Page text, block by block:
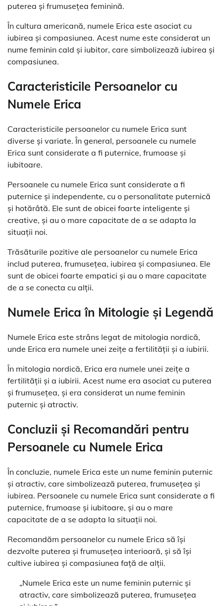
puterea și frumusețea feminină.
În cultura americană, numele Erica este asociat cu
iubirea și compasiunea. Acest nume este considerat un
nume feminin cald și iubitor, care simbolizează iubirea și
compasiunea.
Caracteristicile Persoanelor cu
Numele Erica
Caracteristicile persoanelor cu numele Erica sunt
diverse și variate. În general, persoanele cu numele
Erica sunt considerate a fi puternice, frumoase și
iubitoare.
Persoanele cu numele Erica sunt considerate a fi
puternice și independente, cu o personalitate puternică
și hotărâtă. Ele sunt de obicei foarte inteligente și
creative, și au o mare capacitate de a se adapta la
situații noi.
Trăsăturile pozitive ale persoanelor cu numele Erica
includ puterea, frumusețea, iubirea și compasiunea. Ele
sunt de obicei foarte empatici și au o mare capacitate
de a se conecta cu alții.
Numele Erica în Mitologie și Legendă
Numele Erica este strâns legat de mitologia nordică,
unde Erica era numele unei zeițe a fertilității și a iubirii.
În mitologia nordică, Erica era numele unei zeițe a
fertilității și a iubirii. Acest nume era asociat cu puterea
și frumusețea, și era considerat un nume feminin
puternic și atractiv.
Concluzii și Recomandări pentru
Persoanele cu Numele Erica
În concluzie, numele Erica este un nume feminin puternic
și atractiv, care simbolizează puterea, frumusețea și
iubirea. Persoanele cu numele Erica sunt considerate a fi
puternice, frumoase și iubitoare, și au o mare
capacitate de a se adapta la situații noi.
Recomandăm persoanelor cu numele Erica să își
dezvolte puterea și frumusețea interioară, și să își
cultive iubirea și compasiunea față de alții.
„Numele Erica este un nume feminin puternic și
atractiv, care simbolizează puterea, frumusețea